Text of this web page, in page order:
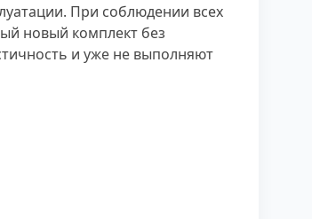
При соблюдении всех
новый комплект без
и уже не выполняют